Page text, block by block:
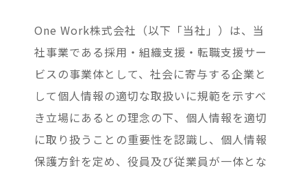
One Work株式会社（以下「当社」）は、当
社事業である採用・組織支援・転職支援サー
ビスの事業体として、社会に寄与する企業と
して個人情報の適切な取扱いに規範を示すべ
き立場にあるとの理念の下、個人情報を適切
に取り扱うことの重要性を認識し、個人情報
保護方針を定め、役員及び従業員が一体とな